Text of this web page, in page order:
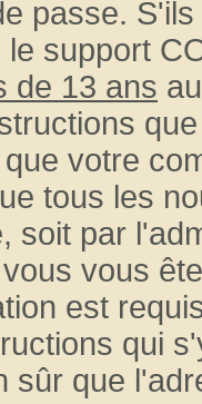
passe.
support
de 13 ans
votre
tous les
soit par
vous
est
qui
sûr que